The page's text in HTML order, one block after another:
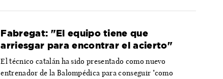
Fabregat: "El equipo tiene que
arriesgar para encontrar el acierto"
El técnico catalán ha sido presentado como nuevo
entrenador de la Balompédica para conseguir "como